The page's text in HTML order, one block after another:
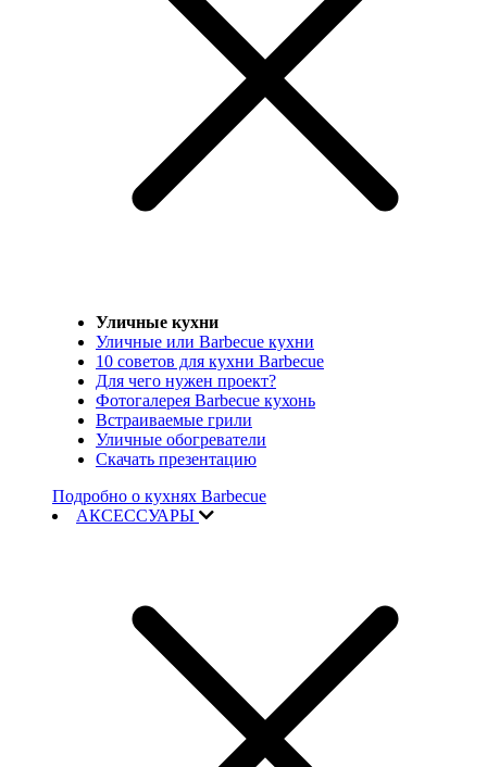
Уличные кухни
Уличные или Barbecue кухни
10 советов для кухни Barbecue
Для чего нужен проект?
Фотогалерея Barbecue кухонь
Встраиваемые грили
Уличные обогреватели
Скачать презентацию
Подробно о кухнях Barbecue
АКСЕССУАРЫ